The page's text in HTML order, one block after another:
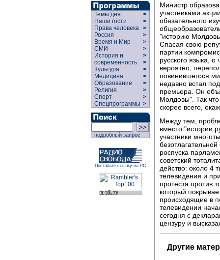
Темы дня
>
Наши гости
>
Права человека >
Россия
>
Время и Мир
>
СМИ
>
История и
современность
>
>
Культура
>
Медицина
>
Образование
>
Религия
>
Спорт
>
Спецпрограммы >
подробный запрос
Поставьте ссылку на РС
Министр
участниками
обязательного
"историю
Спасая свою
партии
русского языка,
вероятно,
повинившегося
недавно встал
премьера. Он
Молдовы". Так
скорее всего,
Между тем,
вместо "истории
участники
роспуска
советский
действо: около 4
телевидения и
протеста против
который
происходящие в
телевидении
сегодня с
цензуру и
Другие